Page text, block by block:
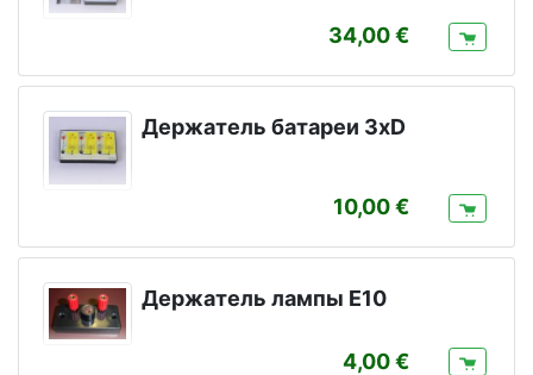
34,00
Держатель батареи 3xD
10,00
Держатель лампы E10
4,00